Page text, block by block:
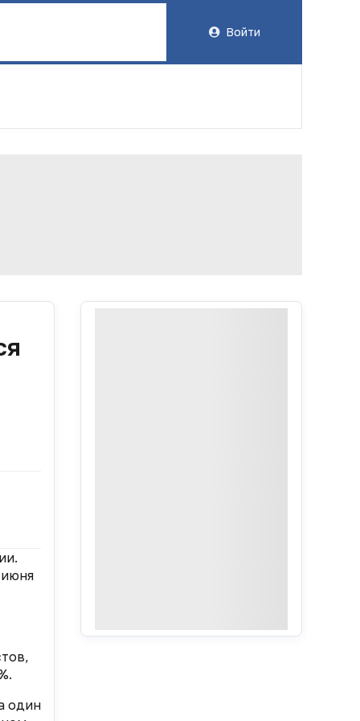
Войти
один